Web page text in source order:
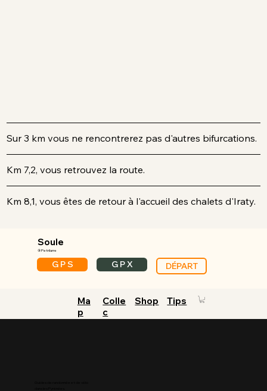
Ma
p
Colle
c
Shop Tips
Soule
⑨ Petrilarre
G P S G P X DÉPART
Sur 3 km vous ne rencontrerez pas d'autres bifurcations.
Km 7,2, vous retrouvez la route.
Km 8,1, vous êtes de retour à l'accueil des chalets d'Iraty.